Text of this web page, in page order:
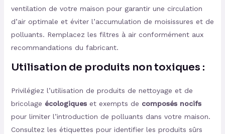
ventilation de votre maison pour garantir une circulation
d’air optimale et éviter l’accumulation de moisissures et de
polluants. Remplacez les filtres à air conformément aux
recommandations du fabricant.
Utilisation de produits non toxiques :
Privilégiez l’utilisation de produits de nettoyage et de
bricolage écologiqueset exempts de composés nocifs
pour limiter l’introduction de polluants dans votre maison.
Consultez les étiquettes pour identifier les produits sûrs